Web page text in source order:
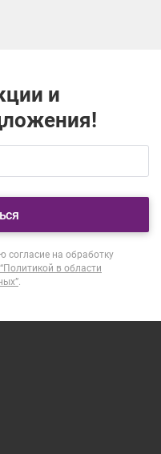
и
согласие на обработку
“Политикой в области
.